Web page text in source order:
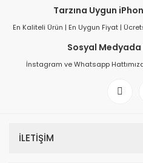
Tarzına Uygun
En Kaliteli Ürün | En Uygun Fiyat |
Sosyal Medyada
İnstagram ve Whatsapp
İLETİŞİM